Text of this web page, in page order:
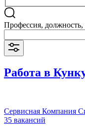
Профессия,
Работа в
Сервисная Компания
35 вакансий